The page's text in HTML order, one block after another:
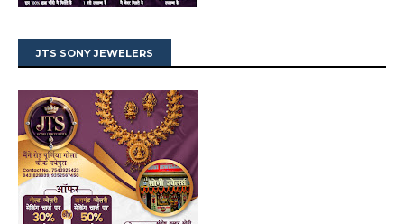
JTS SONY JEWELERS